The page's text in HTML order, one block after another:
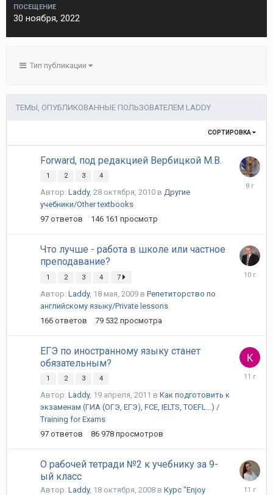
ПОСЕЩЕНИЕ
30 ноября, 2022
Тип публикации
ТЕМЫ, ОПУБЛИКОВАННЫЕ ПОЛЬЗОВАТЕЛЕМ LADDY
СОРТИРОВКА
Forward, под редакцией Вербицкой М.В.
1 2 3 4
Автор: Laddy, 28 октября, 2010 в Другие
учебники/Other textbooks
97 ответов 146 161 просмотр
11
Что лучше - работа в школе или частное
преподавание?
1 2 3 4 7
Автор: Laddy, 18 мая, 2009 в Репетиторство по
английскому языку/Private lessons
166 ответов 79 532 просмотра
10
ЕГЭ по иностранному языку станет
обязательным?
1 2 3 4
Автор: Laddy, 19 апреля, 2011 в Как подготовить к
экзаменам (ГИА (ОГЭ, ЕГЭ), FCE, IELTS, TOEFL...) /
Training for Exams
97 ответов 86 978 просмотров
24
О рабочей тетради №2 к учебнику за 9-
ый класс
Автор: Laddy, 18 октября, 2008 в Курс "Enjoy
14